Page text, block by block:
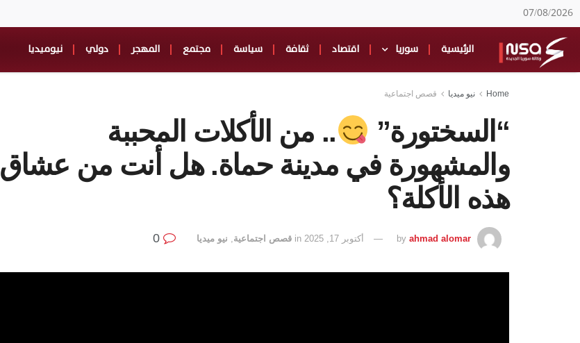
07/08/2026
الرئيسية سوريا اقتصاد ثقافة سياسة مجتمع المهجر دولي نيوميديا
Home نيو ميديا قصص اجتماعية
“السختورة”
.. من الأكلات المحببة
والمشهورة في مدينة حماة. هل أنت من عشاق
هذه الأكلة؟
by ahmad alomar أكتوبر 17, 2025 in قصص اجتماعية نيو ميديا